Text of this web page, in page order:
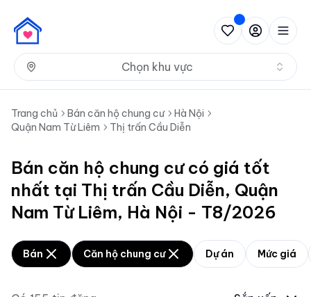
Chọn khu vực
Trang chủ Bán căn hộ chung cư
Hà Nội
Quận Nam Từ Liêm
Thị trấn Cầu Diễn
Bán căn hộ chung cư có giá tốt
nhất tại Thị trấn Cầu Diễn, Quận
Nam Từ Liêm, Hà Nội - T8/2026
Bán Căn hộ chung cư Dự án Mức giá